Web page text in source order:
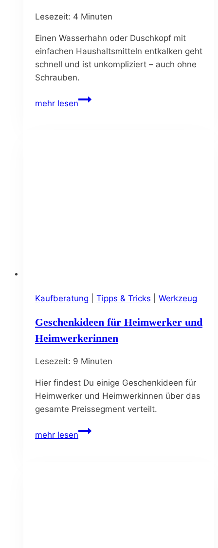
Lesezeit: 4 Minuten
Einen Wasserhahn oder Duschkopf mit
einfachen Haushaltsmitteln entkalken geht
schnell und ist unkompliziert – auch ohne
Schrauben.
mehr lesenWasserhahn
Kaufberatung Tipps & Tricks Werkzeug
Geschenkideen für Heimwerker und
Heimwerkerinnen
Lesezeit: 9 Minuten
Hier findest Du einige Geschenkideen für
Heimwerker und Heimwerkinnen über das
gesamte Preissegment verteilt.
mehr lesenGeschenkideen